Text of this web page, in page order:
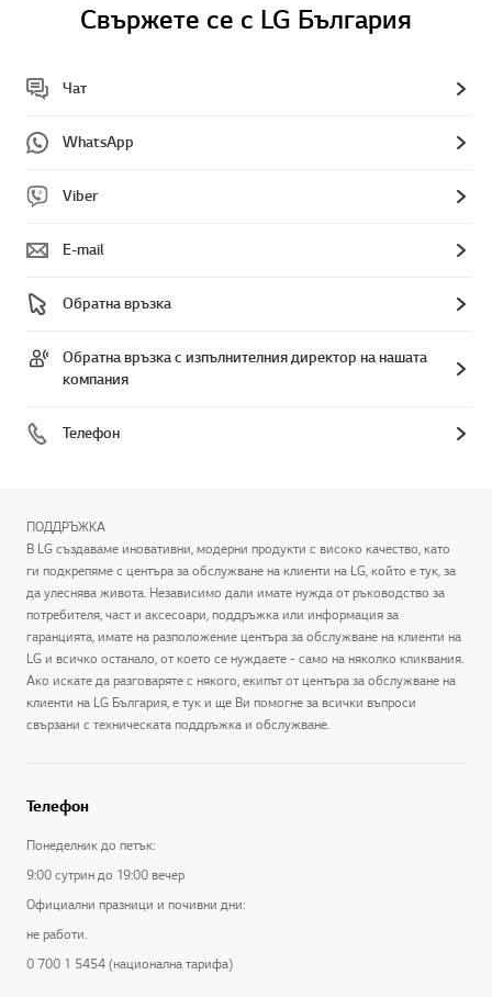
Свържете се с LG България
Чат
WhatsApp
Viber
E-mail
Обратна връзка
Обратна връзка с изпълнителния директор на нашата
компания
Телефон
ПОДДРЪЖКА
В LG създаваме иновативни, модерни продукти с високо качество, като
ги подкрепяме с центъра за обслужване на клиенти на LG, който е тук, за
да улеснява живота. Независимо дали имате нужда от ръководство за
потребителя, част и аксесоари, поддръжка или информация за
гаранцията, имате на разположение центъра за обслужване на клиенти на
LG и всичко останало, от което се нуждаете - само на няколко кликвания.
Ако искате да разговаряте с някого, екипът от центъра за обслужване на
клиенти на LG България, е тук и ще Ви помогне за всички въпроси
свързани с техническата поддръжка и обслужване.
Телефон
Понеделник до петък:
9:00 сутрин до 19:00 вечер
Официални празници и почивни дни:
не работи.
0 700 1 5454 (национална тарифа)